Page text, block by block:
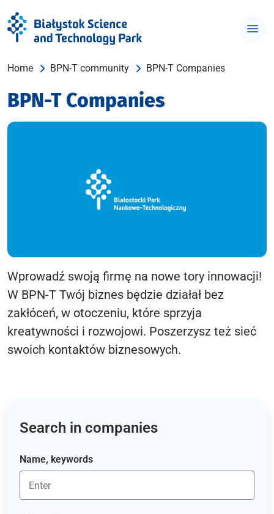
Home BPN-T community BPN-T Companies
BPN-T Companies
Wprowadź swoją firmę na nowe tory innowacji!
W BPN-T Twój biznes będzie działał bez
zakłóceń, w otoczeniu, które sprzyja
kreatywności i rozwojowi. Poszerzysz też sieć
swoich kontaktów biznesowych.
Search in companies
Name, keywords